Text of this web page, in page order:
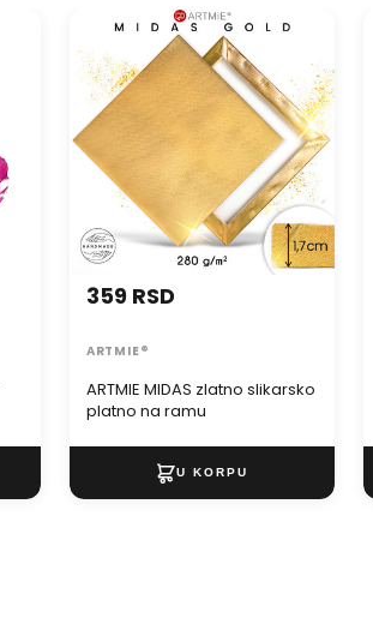
ARTMIE MIDAS zlatno slikarsko
platno na ramu
ARTMIE MIDAS zlatno slikarsko
platno na ramu
359 RSD
ARTMIE®